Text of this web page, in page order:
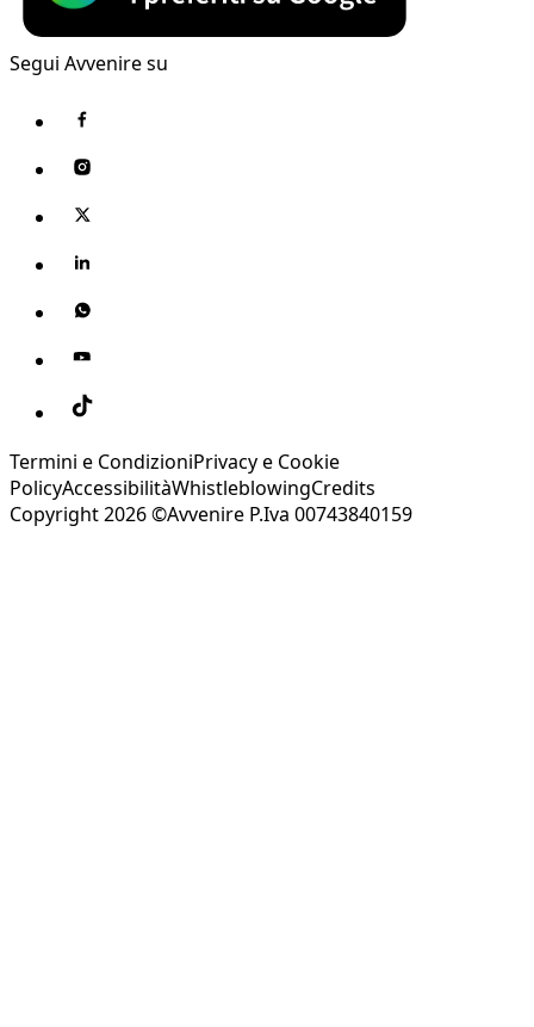
Segui Avvenire su
Termini e CondizioniPrivacy e Cookie
PolicyAccessibilitàWhistleblowingCredits
Copyright 2026 ©Avvenire P.Iva 00743840159